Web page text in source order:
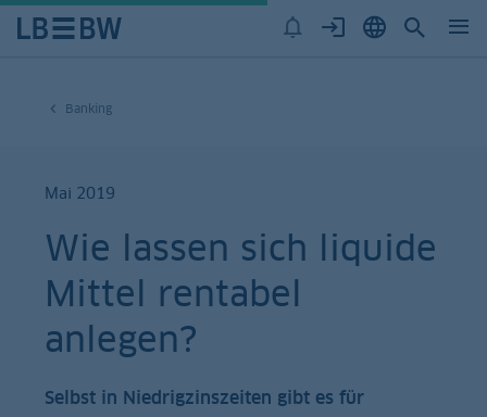
Banking
Mai 2019
Wie lassen sich liquide
Mittel rentabel
anlegen?
Selbst in Niedrigzinszeiten gibt es für